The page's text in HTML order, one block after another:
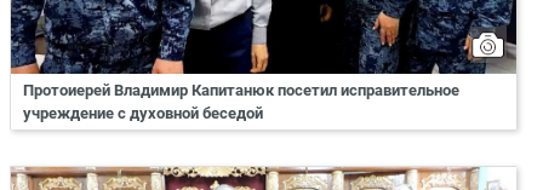
Протоиерей Владимир Капитанюк посетил исправительное
учреждение с духовной беседой